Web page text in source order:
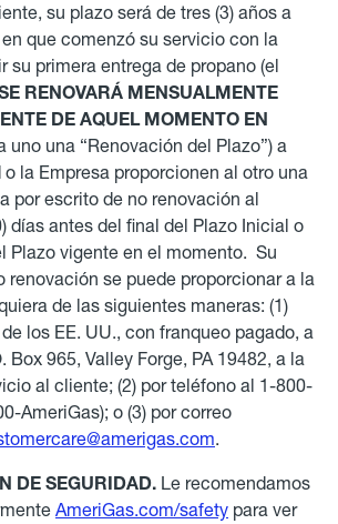
su plazo será de tres (3) años a
que comenzó su servicio con la
su primera entrega de propano (el
RENOVARÁ MENSUALMENTE
DE AQUEL MOMENTO EN
uno una “Renovación del Plazo”) a
la Empresa proporcionen al otro una
por escrito de no renovación al
días antes del final del Plazo Inicial o
Plazo vigente en el momento. Su
renovación se puede proporcionar a la
de las siguientes maneras: (1)
los EE. UU., con franqueo pagado, a
Box 965, Valley Forge, PA 19482, a la
al cliente; (2) por teléfono al 1-800-
AmeriGas); o (3) por correo
.
DE SEGURIDAD. Le recomendamos
AmeriGas.com/safety para ver